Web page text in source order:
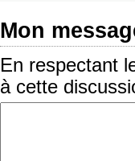
Mon
En respectant
à cette